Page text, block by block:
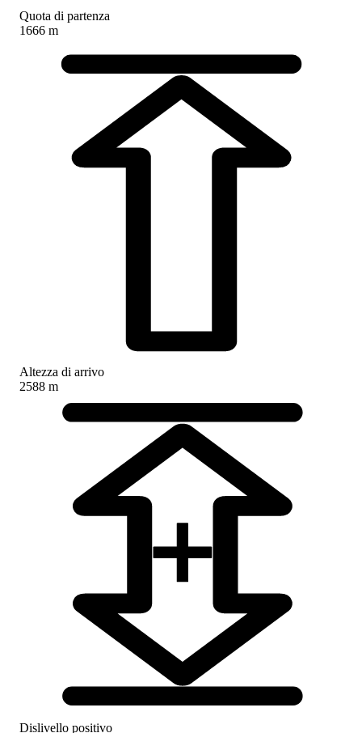
Quota di partenza
1666 m
Altezza di arrivo
2588 m
Dislivello positivo